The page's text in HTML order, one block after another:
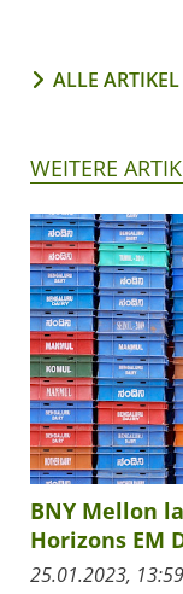
ALLE
WEITERE
BNY Mellon
Horizons EM
25.01.2023,